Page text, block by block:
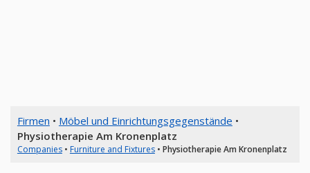
Firmen • Möbel und Einrichtungsgegenstände •
Physiotherapie Am Kronenplatz
Companies• Furniture and Fixtures• Physiotherapie Am Kronenplatz